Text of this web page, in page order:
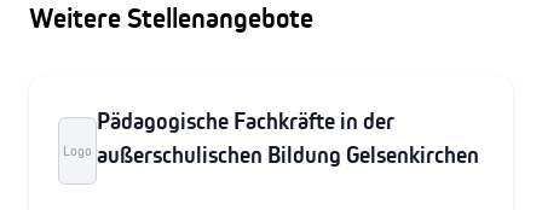
Weitere Stellenangebote
Logo
Pädagogische Fachkräfte in der
außerschulischen Bildung Gelsenkirchen